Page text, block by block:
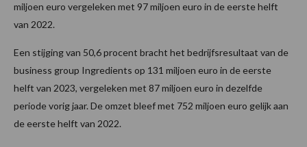
miljoen euro vergeleken met 97 miljoen euro in de eerste helft
van 2022.
Een stijging van 50,6 procent bracht het bedrijfsresultaat van de
business group Ingredients op 131 miljoen euro in de eerste
helft van 2023, vergeleken met 87 miljoen euro in dezelfde
periode vorig jaar. De omzet bleef met 752 miljoen euro gelijk aan
de eerste helft van 2022.